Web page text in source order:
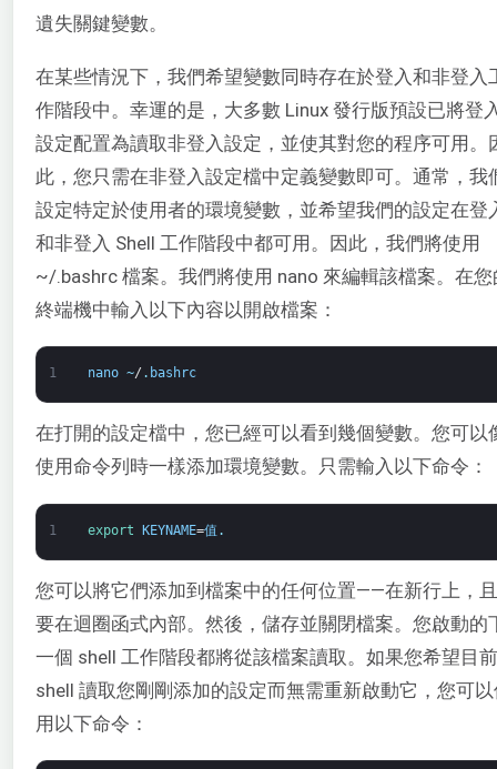
遺失關鍵變數。
在某些情況下，我們希望變數同時存在於登入和非登入
作階段中。幸運的是，大多數 Linux 發行版預設已將登
設定配置為讀取非登入設定，並使其對您的程序可用。
此，您只需在非登入設定檔中定義變數即可。通常，我
設定特定於使用者的環境變數，並希望我們的設定在登
和非登入 Shell 工作階段中都可用。因此，我們將使用
~/.bashrc 檔案。我們將使用 nano 來編輯該檔案。在您
終端機中輸入以下內容以開啟檔案：
1 nano ~/ . bashrc
在打開的設定檔中，您已經可以看到幾個變數。您可以
使用命令列時一樣添加環境變數。只需輸入以下命令：
1 export KEYNAME=值 .
您可以將它們添加到檔案中的任何位置——在新行上，
要在迴圈函式內部。然後，儲存並關閉檔案。您啟動的
一個 shell 工作階段都將從該檔案讀取。如果您希望目
shell 讀取您剛剛添加的設定而無需重新啟動它，您可
用以下命令：